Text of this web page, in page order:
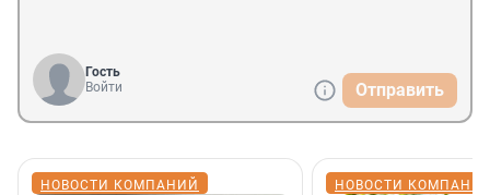
Гость
Войти
Отправить
НОВОСТИ КОМПАНИЙ НОВОСТИ